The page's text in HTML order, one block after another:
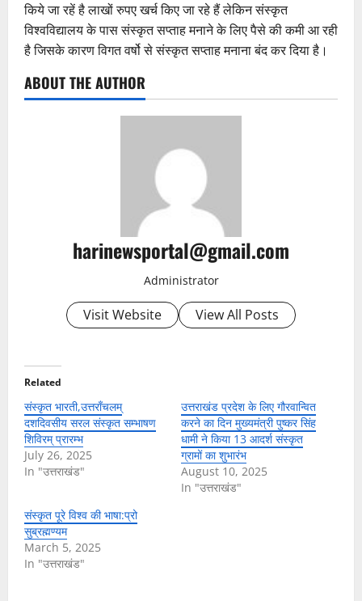
किये जा रहें है लाखों रुपए खर्च किए जा रहे हैं लेकिन संस्कृत
विश्वविद्यालय के पास संस्कृत सप्ताह मनाने के लिए पैसे की कमी आ रही
है जिसके कारण विगत वर्षो से संस्कृत सप्ताह मनाना बंद कर दिया है।
ABOUT THE AUTHOR
harinewsportal@gmail.com
Administrator
Visit Website View All Posts
Related
संस्कृत भारती,उत्तराँचलम्
दशदिवसीय सरल संस्कृत सम्भाषण
शिविरम् प्रारम्भ
July 26, 2025
In "उत्तराखंड"
उत्तराखंड प्रदेश के लिए गौरवान्वित
करने का दिन मुख्यमंत्री पुष्कर सिंह
धामी ने किया 13 आदर्श संस्कृत
ग्रामों का शुभारंभ
August 10, 2025
In "उत्तराखंड"
संस्कृत पूरे विश्व की भाषा:प्रो
सुब्रह्मण्यम
March 5, 2025
In "उत्तराखंड"